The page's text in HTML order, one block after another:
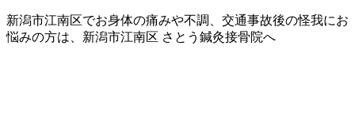
新潟市江南区でお身体の痛みや不調、交通事故後の怪我にお
悩みの方は、新潟市江南区 さとう鍼灸接骨院へ